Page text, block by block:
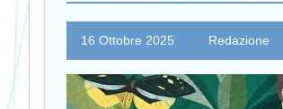
16 Ottobre 2025 Redazione